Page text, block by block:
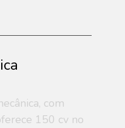
com
150 cv no